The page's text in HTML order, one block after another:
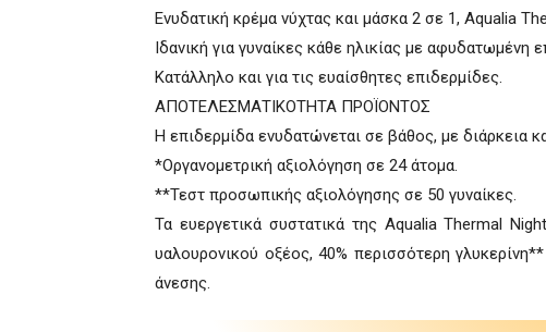
Ενυδατική κρέμα νύχτας και μάσκα 2 σε 1, Aqualia
Ιδανική για γυναίκες κάθε ηλικίας με
Κατάλληλο και για τις ευαίσθητες επιδερμίδες.
ΑΠΟΤΕΛΕΣΜΑΤΙΚΟΤΗΤΑ ΠΡΟΪΟΝΤΟΣ
Η επιδερμίδα ενυδατώνεται σε βάθος, με διάρκεια
*Οργανομετρική αξιολόγηση σε 24 άτομα.
**Τεστ προσωπικής αξιολόγησης σε 50 γυναίκες.
Τα ευεργετικά συστατικά της Aqualia Thermal
υαλουρονικού οξέος, 40% περισσότερη
άνεσης.